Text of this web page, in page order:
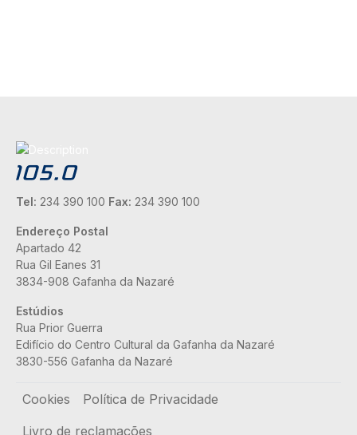
Tel: 234 390 100 Fax: 234 390 100
Endereço Postal
Apartado 42
Rua Gil Eanes 31
3834-908 Gafanha da Nazaré
Estúdios
Rua Prior Guerra
Edifício do Centro Cultural da Gafanha da Nazaré
3830-556 Gafanha da Nazaré
Rodapé
Cookies
Política de Privacidade
Livro de reclamações